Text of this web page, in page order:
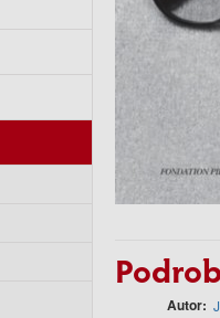
Autor